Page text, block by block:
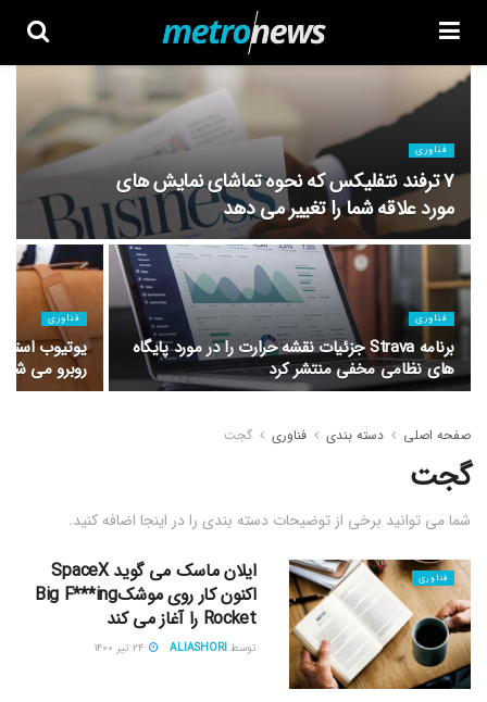
فناوری
۷ ترفند نتفلیکس که نحوه تماشای نمایش های
مورد علاقه شما را تغییر می دهد
فناوری
برنامه Strava جزئیات نقشه حرارت را در مورد پایگاه
های نظامی مخفی منتشر کرد
فناوری
یوتیوب
روبرو می شود
صفحه اصلی دسته بندی فناوری گجت
گجت
شما می توانید برخی از توضیحات دسته بندی را در اینجا اضافه کنید.
فناوری
ایلان ماسک می گوید SpaceX
اکنون کار روی موشکBig F***ing
Rocket را آغاز می کند
توسط ALIASHORI ۲۴ تیر ۱۴۰۰